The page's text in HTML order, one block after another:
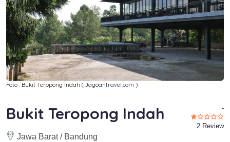
Foto : Bukit Teropong Indah ( Jagoantravel.com )
Bukit Teropong Indah
Jawa Barat / Bandung
-
2 Review